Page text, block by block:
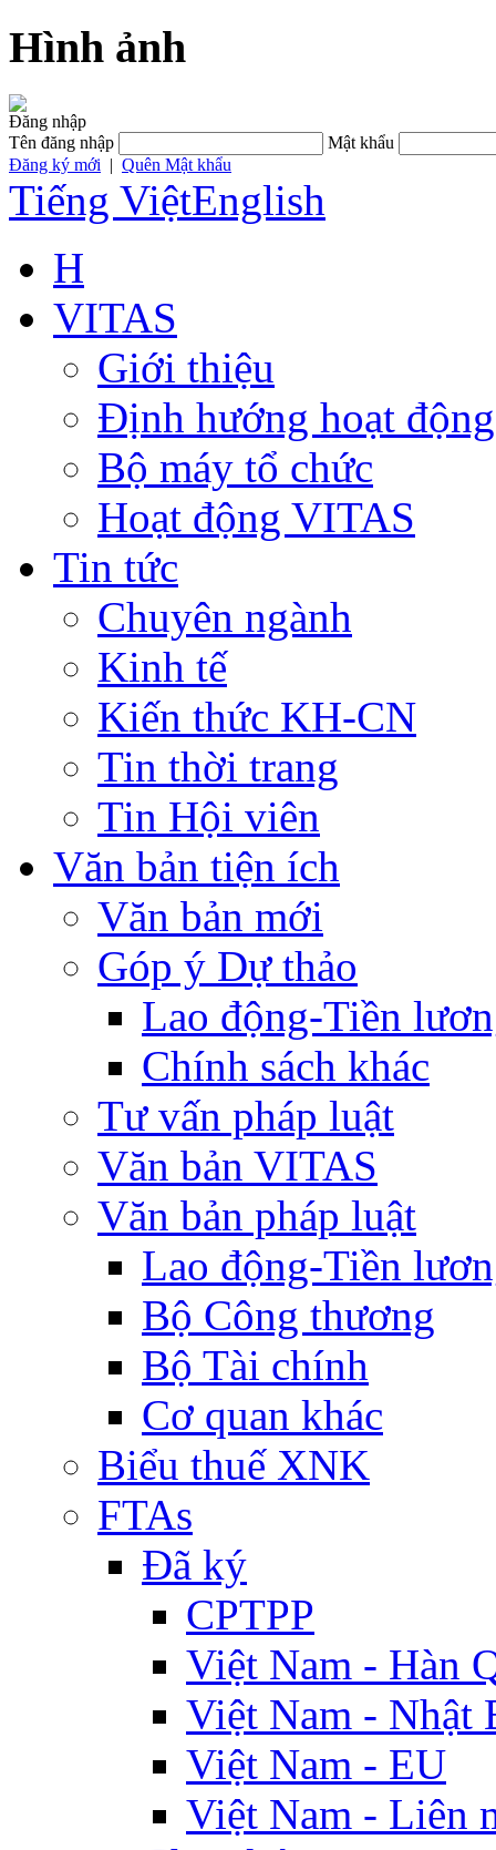
Hình ảnh
Đăng nhập
Tên đăng nhập
Mật khẩu
Đăng ký mới | Quên Mật khẩu
Tiếng ViệtEnglish
H
VITAS
Giới thiệu
Định hướng hoạt động
Bộ máy tổ chức
Hoạt động VITAS
Tin tức
Chuyên ngành
Kinh tế
Kiến thức KH-CN
Tin thời trang
Tin Hội viên
Văn bản tiện ích
Văn bản mới
Góp ý Dự thảo
Lao động-Tiền
Chính sách khác
Tư vấn pháp luật
Văn bản VITAS
Văn bản pháp luật
Lao động-Tiền
Bộ Công thương
Bộ Tài chính
Cơ quan khác
Biểu thuế XNK
FTAs
Đã ký
CPTPP
Việt Nam - Hàn
Việt Nam - Nhật
Việt Nam - EU
Việt Nam - Liên